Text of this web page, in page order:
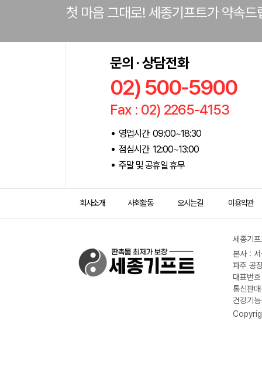
첫 마음 그대로! 세종기프트가 약속드
문의 · 상담전화
02) 500-5900
Fax : 02) 2265-4153
영업시간 09:00~18:30
점심시간 12:00~13:00
주말 및 공휴일 휴무
회사소개 사회활동 오시는길 이용약관
세종기
본사 :
파주 공
대표번
통신판
건강기